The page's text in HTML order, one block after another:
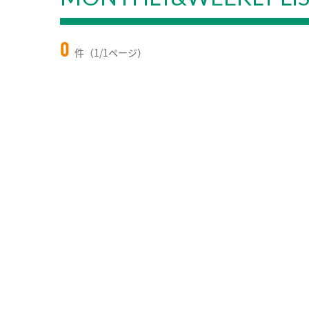
0 件（1/1ページ）